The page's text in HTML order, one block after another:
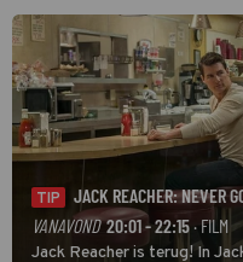
TIP
JACK REACHER: NEVER
VANAVOND 20:01 - 22:15· FILM
Jack Reacher is terug! In